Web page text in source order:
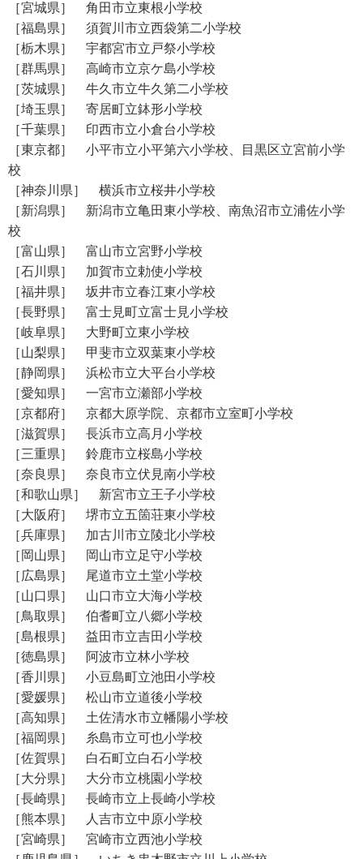
［宮城県］ 角田市立東根小学校
［福島県］ 須賀川市立西袋第二小学校
［栃木県］ 宇都宮市立戸祭小学校
［群馬県］ 高崎市立京ケ島小学校
［茨城県］ 牛久市立牛久第二小学校
［埼玉県］ 寄居町立鉢形小学校
［千葉県］ 印西市立小倉台小学校
［東京都］ 小平市立小平第六小学校、目黒区立宮前小学
校
［神奈川県］ 横浜市立桜井小学校
［新潟県］ 新潟市立亀田東小学校、南魚沼市立浦佐小学
校
［富山県］ 富山市立宮野小学校
［石川県］ 加賀市立勅使小学校
［福井県］ 坂井市立春江東小学校
［長野県］ 富士見町立富士見小学校
［岐阜県］ 大野町立東小学校
［山梨県］ 甲斐市立双葉東小学校
［静岡県］ 浜松市立大平台小学校
［愛知県］ 一宮市立瀬部小学校
［京都府］ 京都大原学院、京都市立室町小学校
［滋賀県］ 長浜市立高月小学校
［三重県］ 鈴鹿市立桜島小学校
［奈良県］ 奈良市立伏見南小学校
［和歌山県］ 新宮市立王子小学校
［大阪府］ 堺市立五箇荘東小学校
［兵庫県］ 加古川市立陵北小学校
［岡山県］ 岡山市立足守小学校
［広島県］ 尾道市立土堂小学校
［山口県］ 山口市立大海小学校
［鳥取県］ 伯耆町立八郷小学校
［島根県］ 益田市立吉田小学校
［徳島県］ 阿波市立林小学校
［香川県］ 小豆島町立池田小学校
［愛媛県］ 松山市立道後小学校
［高知県］ 土佐清水市立幡陽小学校
［福岡県］ 糸島市立可也小学校
［佐賀県］ 白石町立白石小学校
［大分県］ 大分市立桃園小学校
［長崎県］ 長崎市立上長崎小学校
［熊本県］ 人吉市立中原小学校
［宮崎県］ 宮崎市立西池小学校